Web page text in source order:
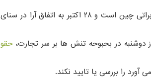
دهندگان به نقل از ایسنا، قانون "تضمین تجهیزات" جدید ترین تلاش دولت آمریکا برای مقابله با
در بحبوحه تنش ها بر سر تجارت،
را بررسی یا تایید نکند.